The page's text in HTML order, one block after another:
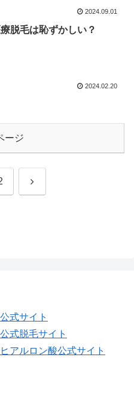
2024.09.01
脱毛は恥ずかしい？
2024.02.20
ージ
次
式サイト
式脱毛サイト
アルロン酸公式サイト